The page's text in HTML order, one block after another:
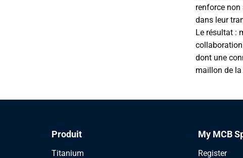
renforce
dans leur
Le résultat :
dont une
maillon de la
Produit
Titanium
My MCB
Register